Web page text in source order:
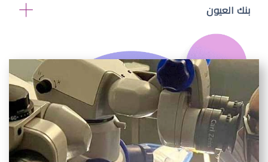
بنك العيون